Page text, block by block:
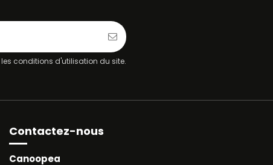
conditions d'utilisation du site.
Contactez-nous
Canoopea